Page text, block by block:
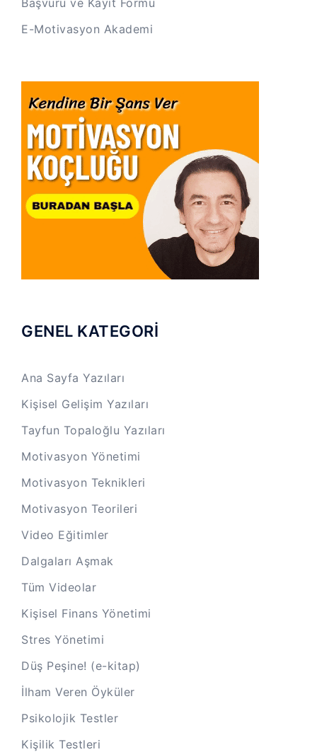
E-Motivasyon Akademi
GENEL KATEGORİ
Ana Sayfa Yazıları
Kişisel Gelişim Yazıları
Tayfun Topaloğlu Yazıları
Motivasyon Yönetimi
Motivasyon Teknikleri
Motivasyon Teorileri
Video Eğitimler
Dalgaları Aşmak
Tüm Videolar
Kişisel Finans Yönetimi
Stres Yönetimi
Düş Peşine! (e-kitap)
İlham Veren Öyküler
Psikolojik Testler
Kişilik Testleri